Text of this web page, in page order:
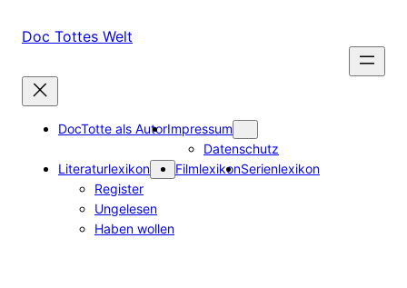
InhaltDoc Tottes Welt
DocTotte als AutorImpressum
Datenschutz
Literaturlexikon
Register
Ungelesen
Haben wollen
FilmlexikonSerienlexikon